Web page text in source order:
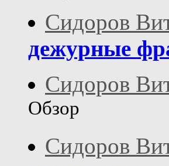
Сидоров
дежурные
Сидоров
Обзор
Сидоров